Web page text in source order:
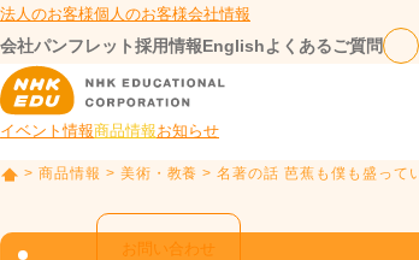
法人のお客様個人のお客様会社情報
会社パンフレット採用情報Englishよくあるご質問
イベント情報商品情報お知らせ
お問い合わせ
P
> 商品情報 > 美術・教養 > 名著の話 芭蕉も僕も盛って